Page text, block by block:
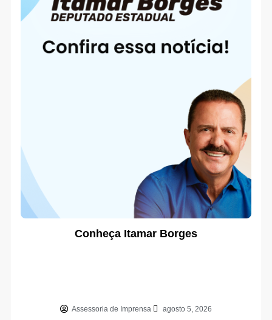
Conheça Itamar Borges
Assessoria de Imprensa agosto 5, 2026